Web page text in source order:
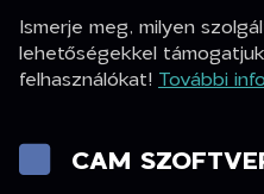
Ismerje meg, milyen
lehetőségekkel
felhasználókat! További
CAM